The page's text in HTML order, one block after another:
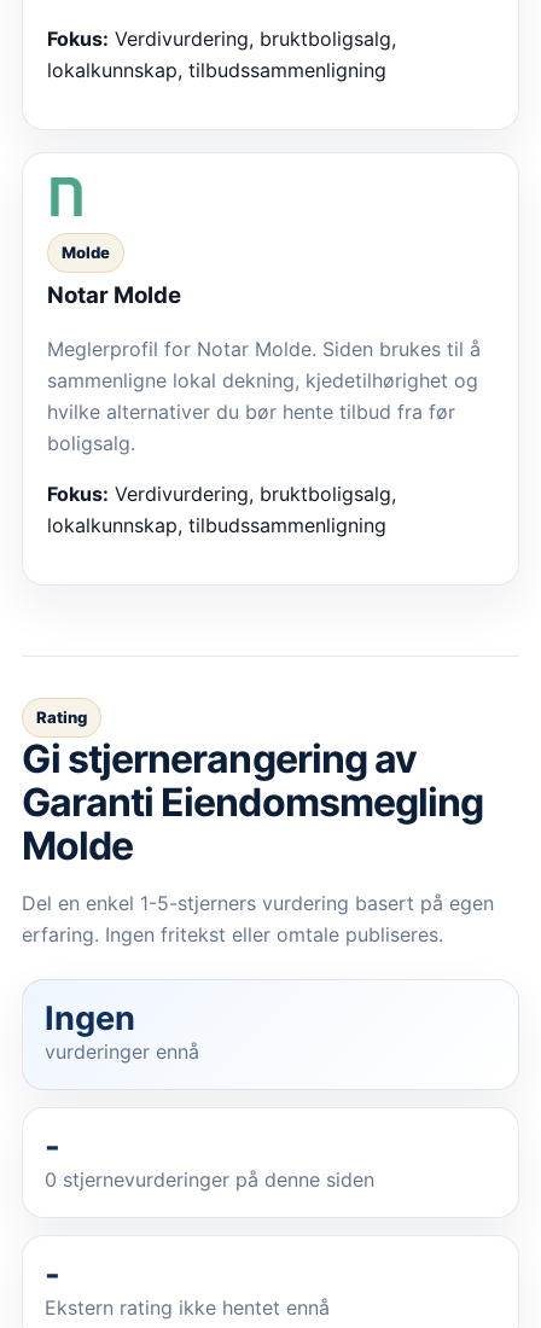
Fokus: Verdivurdering, bruktboligsalg,
lokalkunnskap, tilbudssammenligning
Molde
Notar Molde
Meglerprofil for Notar Molde. Siden brukes til å
sammenligne lokal dekning, kjedetilhørighet og
hvilke alternativer du bør hente tilbud fra før
boligsalg.
Fokus: Verdivurdering, bruktboligsalg,
lokalkunnskap, tilbudssammenligning
Rating
Gi stjernerangering av
Garanti Eiendomsmegling
Molde
Del en enkel 1-5-stjerners vurdering basert på egen
erfaring. Ingen fritekst eller omtale publiseres.
Ingen
vurderinger ennå
-
0 stjernevurderinger på denne siden
-
Ekstern rating ikke hentet ennå